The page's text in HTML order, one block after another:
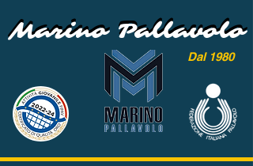
Marino Pallavolo
Marino Pallavolo
Dal 1980